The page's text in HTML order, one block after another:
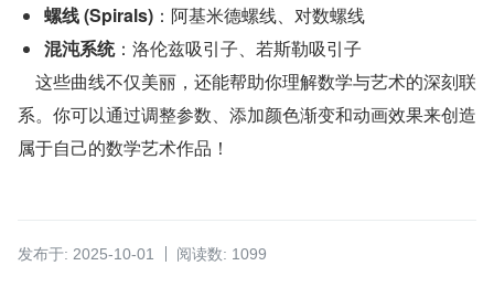
螺线 (Spirals) ：阿基米德螺线、对数螺线
混沌系统：洛伦兹吸引子、若斯勒吸引子
系。你可以通过调整参数、添加颜色渐变和动画效果来创造
属于自己的数学艺术作品！
发布于: 2025-10-01 阅读数: 1099